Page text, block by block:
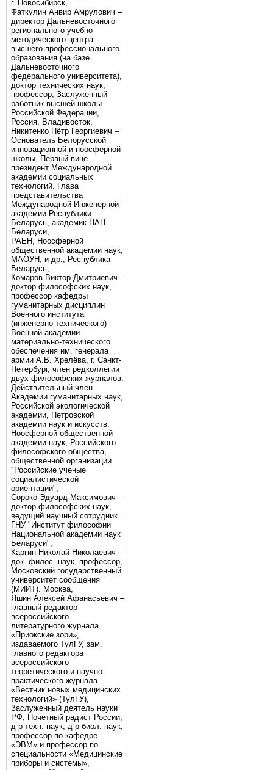
г. Новосибирск,
Фаткулин Анвир Амрулович –
директор Дальневосточного
регионального учебно-
методического центра
высшего профессионального
образования (на базе
Дальневосточного
федерального университета),
доктор технических наук,
профессор, Заслуженный
работник высшей школы
Российской Федерации,
Россия, Владивосток,
Никитенко Пётр Георгиевич –
Основатель Белорусской
инновационной и ноосферной
школы, Первый вице-
президент Международной
академии социальных
технологий. Глава
представительства
Международной Инженерной
академии Республики
Беларусь, академик НАН
Беларуси,
РАЕН, Ноосферной
общественной академии наук,
МАОУН, и др., Республика
Беларусь,
Комаров Виктор Дмитриевич –
доктор философских наук,
профессор кафедры
гуманитарных дисциплин
Военного института
(инженерно-технического)
Военной академии
материально-технического
обеспечения им. генерала
армии А.В. Хрелёва, г. Санкт-
Петербург, член редколлегии
двух философских журналов.
Действительный член
Академии гуманитарных наук,
Российской экологической
академии, Петровской
академии наук и искусств,
Ноосферной общественной
академии наук, Российского
философского общества,
общественной организации
"Российские ученые
социалистической
ориентации",
Сороко Эдуард Максимович –
доктор философских наук,
ведущий научный сотрудник
ГНУ "Институт философии
Национальной академии наук
Беларуси",
Каргин Николай Николаевич –
док. филос. наук, профессор,
Московский государственный
университет сообщения
(МИИТ). Москва,
Яшин Алексей Афанасьевич –
главный редактор
всероссийского
литературного журнала
«Приокские зори»,
издаваемого ТулГУ, зам.
главного редактора
всероссийского
теоретического и научно-
практического журнала
«Вестник новых медицинских
технологий» (ТулГУ),
Заслуженный деятель науки
РФ, Почетный радист России,
д-р техн. наук, д-р биол. наук,
профессор по кафедре
«ЭВМ» и профессор по
специальности «Медицинские
приборы и системы»,